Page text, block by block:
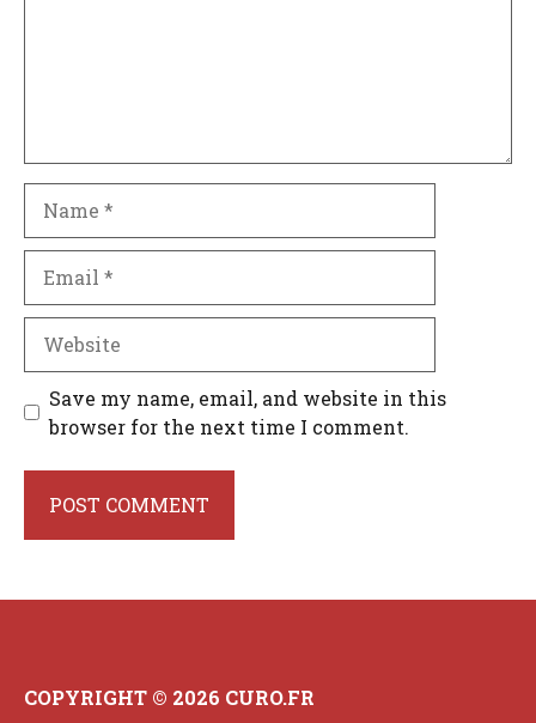
Save my name, email, and website in this
browser for the next time I comment.
COPYRIGHT © 2026 CURO.FR